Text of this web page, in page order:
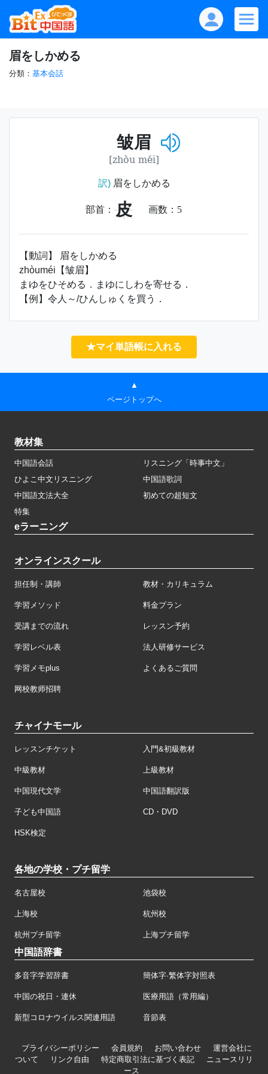
眉をしかめる
分類： 基本会話
皱眉
[zhòu méi]
訳)眉をしかめる
部首： 皮 画数： 5
【動詞】 眉をしかめる
zhòuméi【皱眉】
まゆをひそめる．まゆにしわを寄せる．
【例】令人～/ひんしゅくを買う．
★マイ単語帳に入れる
▲
ページトップへ
教材集
中国語会話
リスニング「時事中文」
ひよこ中文リスニング
中国語歌詞
中国語文法大全
初めての超短文
特集
eラーニング
オンラインスクール
担任制・講師 教材・カリキュラム
学習メソッド 料金プラン
受講までの流れ レッスン予約
学習レベル表 法人研修サービス
学習メモplus よくあるご質問
网校教师招聘
チャイナモール
レッスンチケット 入門&初級教材
中級教材 上級教材
中国現代文学 中国語翻訳版
子ども中国語 CD・DVD
HSK検定
各地の学校・プチ留学
名古屋校 池袋校
上海校 杭州校
杭州プチ留学 上海プチ留学
中国語辞書
多音字学習辞書 簡体字·繁体字対照表
中国の祝日・連休 医療用語（常用編）
新型コロナウイルス関連用語 音節表
プライバシーポリシー 会員規約 お問い合わせ
運営会社に
ついて
リンク自由 特定商取引法に基づく表記
ニュースリリ
ース